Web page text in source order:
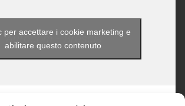
Autocom - Brescia
per accettare i cookie marketing e
abilitare questo contenuto